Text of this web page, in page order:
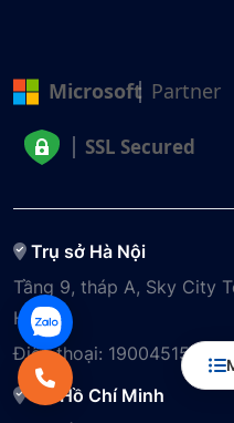
Microsoft Partner
SSL Secured
Trụ sở Hà Nội
Tầng 9, tháp A, Sky City
Hà Nội
Điện thoại: 19004515
VP Hồ Chí Minh